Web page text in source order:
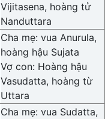
Vijitasena, hoàng tử
Nanduttara
Cha mẹ: vua Anurula,
hoàng hậu Sujata
Vợ con: Hoàng hậu
Vasudatta, hoàng từ
Uttara
Cha mẹ: vua Sudatta,